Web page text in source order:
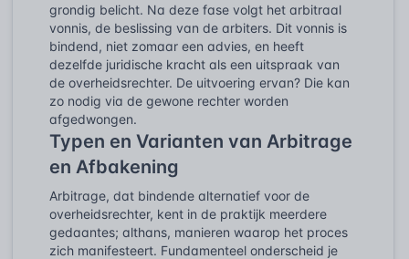
grondig belicht. Na deze fase volgt het arbitraal
vonnis, de beslissing van de arbiters. Dit vonnis is
bindend, niet zomaar een advies, en heeft
dezelfde juridische kracht als een uitspraak van
de overheidsrechter. De uitvoering ervan? Die kan
zo nodig via de gewone rechter worden
afgedwongen.
Typen en Varianten van Arbitrage
en Afbakening
Arbitrage, dat bindende alternatief voor de
overheidsrechter, kent in de praktijk meerdere
gedaantes; althans, manieren waarop het proces
zich manifesteert. Fundamenteel onderscheid je